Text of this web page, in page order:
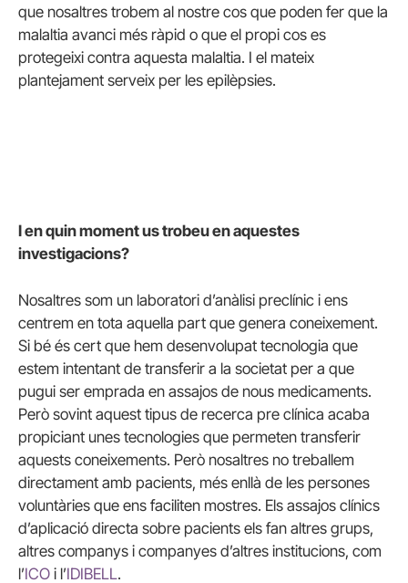
que nosaltres trobem al nostre cos que poden fer que la
malaltia avanci més ràpid o que el propi cos es
protegeixi contra aquesta malaltia. I el mateix
plantejament serveix per les epilèpsies.
I en quin moment us trobeu en aquestes
investigacions?
Nosaltres som un laboratori d’anàlisi preclínic i ens
centrem en tota aquella part que genera coneixement.
Si bé és cert que hem desenvolupat tecnologia que
estem intentant de transferir a la societat per a que
pugui ser emprada en assajos de nous medicaments.
Però sovint aquest tipus de recerca pre clínica acaba
propiciant unes tecnologies que permeten transferir
aquests coneixements. Però nosaltres no treballem
directament amb pacients, més enllà de les persones
voluntàries que ens faciliten mostres. Els assajos clínics
d’aplicació directa sobre pacients els fan altres grups,
altres companys i companyes d’altres institucions, com
l’ICO i l’IDIBELL.